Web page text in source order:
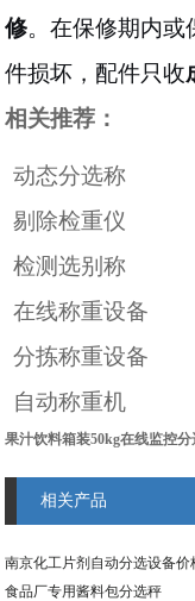
修。在保修期内或
件损坏，配件只收
相关推荐：
动态分选称
剔除检重仪
检测选别称
在线称重设备
分拣称重设备
自动称重机
果汁饮料箱装50kg在线监控分
相关产品
南京化工片剂自动分选设备价
食品厂专用酱料包分选秤